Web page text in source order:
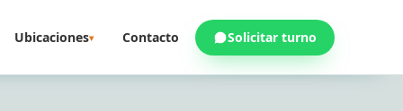
Ubicaciones▾ Contacto Solicitar turno